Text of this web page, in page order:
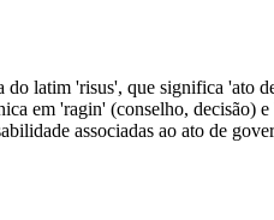
latim 'risus', que significa
em 'ragin' (conselho,
associadas ao ato de